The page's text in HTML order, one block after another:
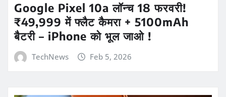
Google Pixel 10a लॉन्च 18 फरवरी!
₹49,999 में फ्लैट कैमरा + 5100mAh
बैटरी – iPhone को भूल जाओ !
TechNews Feb 5, 2026